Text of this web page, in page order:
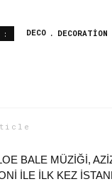
: DECO DECORATION
BALE MÜZIĞI,
ILE ILK KEZ